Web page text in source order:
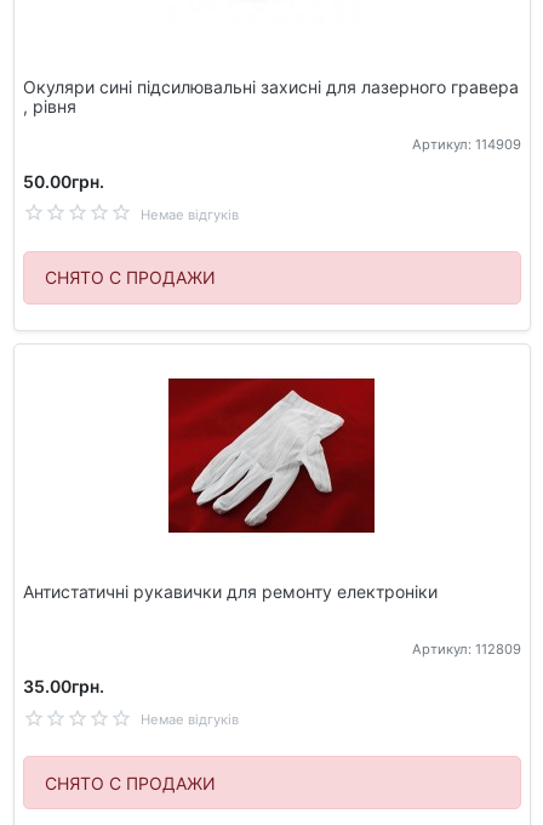
Окуляри сині підсилювальні захисні для лазерного гравера
, рівня
Артикул: 114909
50.00грн.
Немае відгуків
СНЯТО С ПРОДАЖИ
Антистатичні рукавички для ремонту електроніки
Артикул: 112809
35.00грн.
Немае відгуків
СНЯТО С ПРОДАЖИ